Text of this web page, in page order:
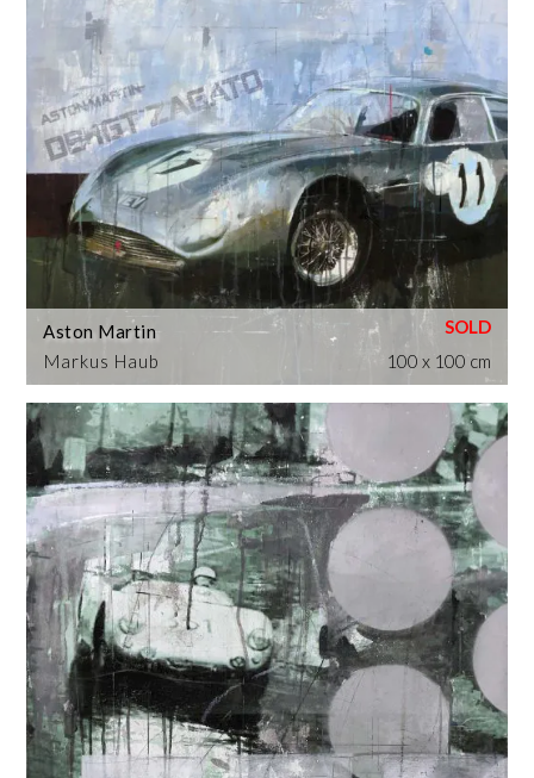
Markus Haub
Aston Martin
100 x 100 cm